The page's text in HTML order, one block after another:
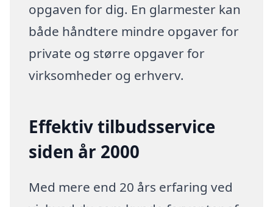
opgaven for dig. En glarmester kan
både håndtere mindre opgaver for
private og større opgaver for
virksomheder og erhverv.
Effektiv tilbudsservice
siden år 2000
Med mere end 20 års erfaring ved